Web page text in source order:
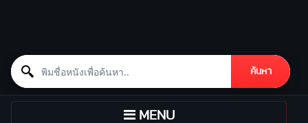
Search for:
ค้นหา
Skip to content
TOGGLE
MENU